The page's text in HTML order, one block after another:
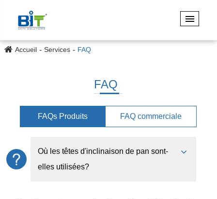
Accueil Services FAQ
FAQ
FAQs Produits FAQ commerciale
Où les têtes d'inclinaison de pan sont-
elles utilisées?